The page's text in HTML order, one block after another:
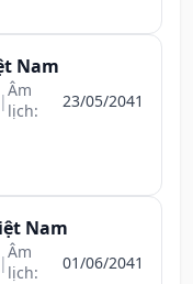
Nam
|Âm
lịch:
23/05/2041
Nam
|Âm
lịch:
01/06/2041